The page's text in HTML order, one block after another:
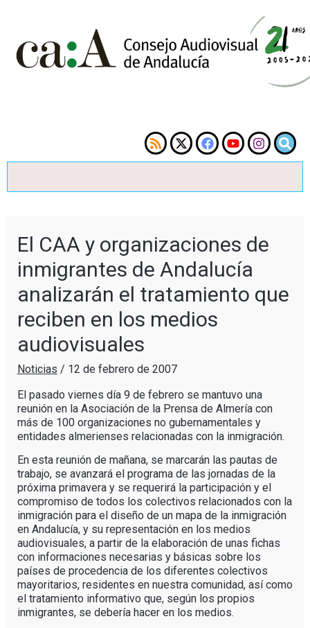
El CAA y organizaciones de
inmigrantes de Andalucía
analizarán el tratamiento que
reciben en los medios
audiovisuales
Noticias / 12 de febrero de 2007
El pasado viernes día 9 de febrero se mantuvo una
reunión en la Asociación de la Prensa de Almería con
más de 100 organizaciones no gubernamentales y
entidades almerienses relacionadas con la inmigración.
En esta reunión de mañana, se marcarán las pautas de
trabajo, se avanzará el programa de las jornadas de la
próxima primavera y se requerirá la participación y el
compromiso de todos los colectivos relacionados con la
inmigración para el diseño de un mapa de la inmigración
en Andalucía, y su representación en los medios
audiovisuales, a partir de la elaboración de unas fichas
con informaciones necesarias y básicas sobre los
países de procedencia de los diferentes colectivos
mayoritarios, residentes en nuestra comunidad, así como
el tratamiento informativo que, según los propios
inmigrantes, se debería hacer en los medios.